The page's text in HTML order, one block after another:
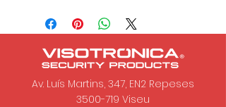
Av. Luís Martins, 347, EN2 Repeses
3500-719 Viseu